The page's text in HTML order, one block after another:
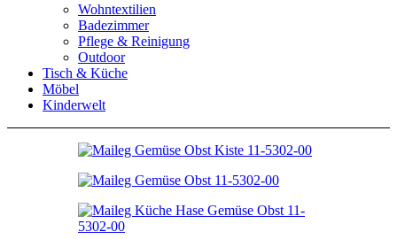
Wohntextilien
Badezimmer
Pflege & Reinigung
Outdoor
Tisch & Küche
Möbel
Kinderwelt